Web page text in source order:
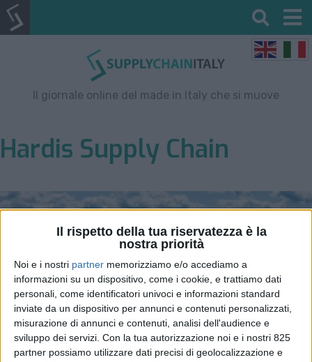
Il rispetto della tua riservatezza è la
nostra priorità
Noi e i nostri partner memorizziamo e/o accediamo a
informazioni su un dispositivo, come i cookie, e trattiamo dati
personali, come identificatori univoci e informazioni standard
inviate da un dispositivo per annunci e contenuti personalizzati,
misurazione di annunci e contenuti, analisi dell'audience e
sviluppo dei servizi. Con la tua autorizzazione noi e i nostri 825
partner possiamo utilizzare dati precisi di geolocalizzazione e
Il giornale online del made in Italy che si muove
Hardis Supply Chain